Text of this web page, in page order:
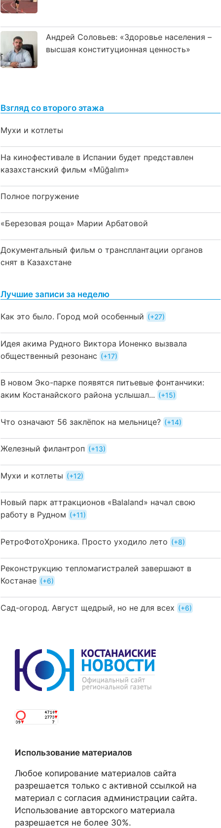
Андрей Соловьев: «Здоровье населения –
высшая конституционная ценность»
Взгляд со второго этажа
Мухи и котлеты
На кинофестивале в Испании будет представлен
казахстанский фильм «Mūğalım»
Полное погружение
«Березовая роща» Марии Арбатовой
Документальный фильм о трансплантации органов
снят в Казахстане
Лучшие записи за неделю
Как это было. Город мой особенный +27
Идея акима Рудного Виктора Ионенко вызвала
общественный резонанс
+17
В новом Эко-парке появятся питьевые фонтанчики:
аким Костанайского района услышал...
+15
Что означают 56 заклёпок на мельнице? +14
Железный филантроп +13
Мухи и котлеты +12
Новый парк аттракционов «Balaland» начал свою
работу в Рудном
+11
РетроФотоХроника. Просто уходило лето +8
Реконструкцию тепломагистралей завершают в
Костанае
+6
Сад-огород. Август щедрый, но не для всех +6
Использование материалов
Любое копирование материалов сайта
разрешается только с активной ссылкой на
материал с согласия администрации сайта.
Использование авторского материала
разрешается не более 30%.